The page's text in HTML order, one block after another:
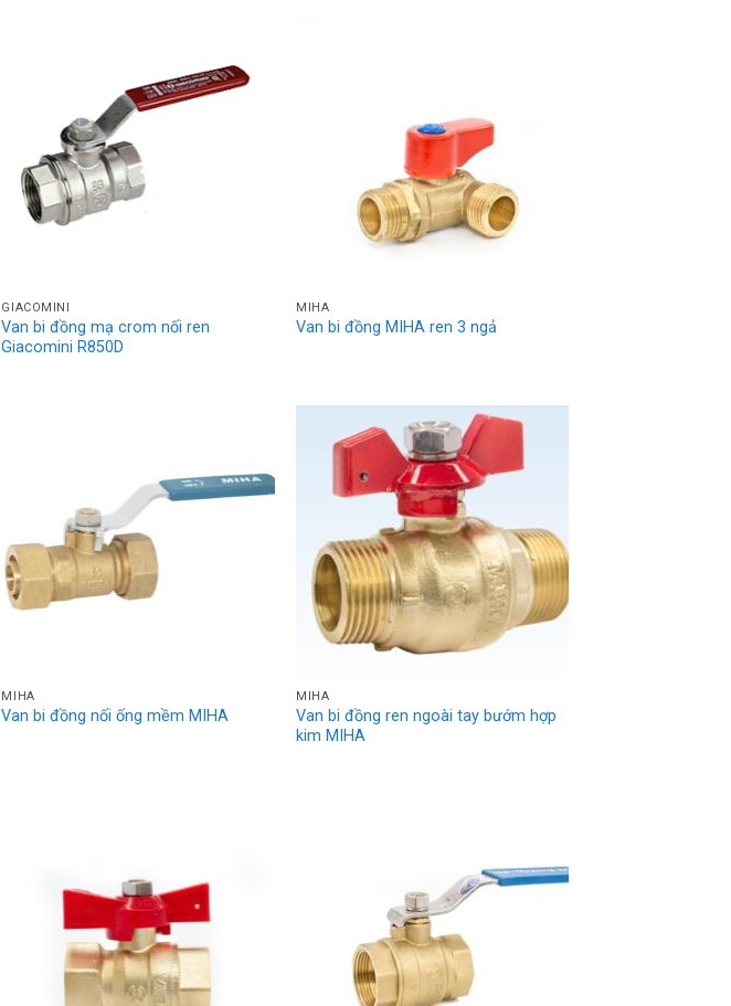
GIACOMINI
Van bi đồng mạ crom nối ren
Giacomini R850D
MIHA
Van bi đồng MIHA ren 3 ngả
MIHA
Van bi đồng nối ống mềm MIHA
MIHA
Van bi đồng ren ngoài tay bướm hợp
kim MIHA